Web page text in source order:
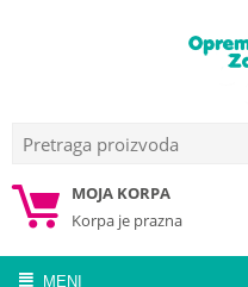
MOJA KORPA
Korpa je prazna
MENI